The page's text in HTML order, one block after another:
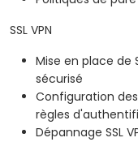
SSL VPN
Mise en place de
sécurisé
Configuration
règles
Dépannage SSL